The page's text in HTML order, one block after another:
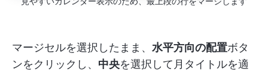
マージセルを選択したまま、 水平方向の配置ボタ
ンをクリックし、 中央を選択して月タイトルを適